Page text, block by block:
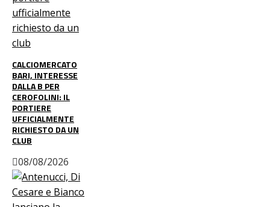
CALCIOMERCATO
BARI, INTERESSE
DALLA B PER
CEROFOLINI: IL
PORTIERE
UFFICIALMENTE
RICHIESTO DA UN
CLUB
08/08/2026